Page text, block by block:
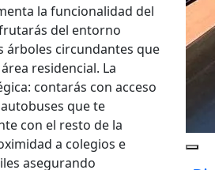
la funcionalidad del
del entorno
árboles circundantes que
residencial. La
contarás con acceso
que te
con el resto de la
a colegios e
asegurando